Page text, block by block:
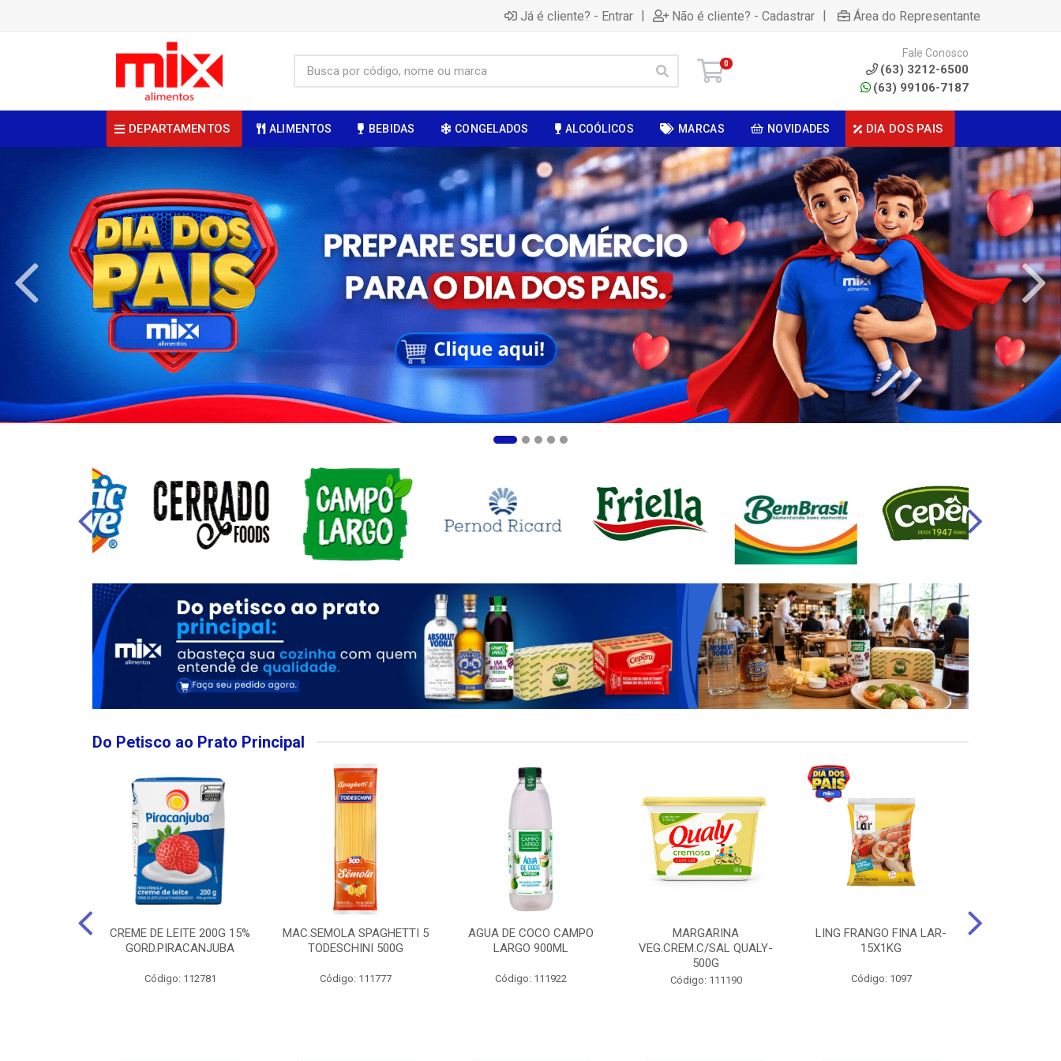
Já é cliente? - Entrar | Não é cliente? - Cadastrar | Área do Representante
0
Fale Conosco
(63) 3212-6500
(63) 99106-7187
DEPARTAMENTOS ALIMENTOS BEBIDAS CONGELADOS ALCOÓLICOS MARCAS NOVIDADES DIA DOS PAIS
Do Petisco ao Prato Principal
CREME DE LEITE 200G 15%
GORD.PIRACANJUBA
Código: 112781
MAC.SEMOLA SPAGHETTI 5
TODESCHINI 500G
Código: 111777
AGUA DE COCO CAMPO
LARGO 900ML
Código: 111922
MARGARINA
VEG.CREM.C/SAL QUALY-
500G
Código: 111190
LING FRANGO FINA LAR-
15X1KG
Código: 1097